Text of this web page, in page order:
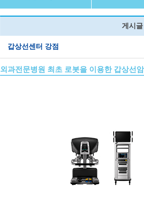
게시글
갑상선센터 강점
외과전문병원 최초 로봇을 이용한 갑상선